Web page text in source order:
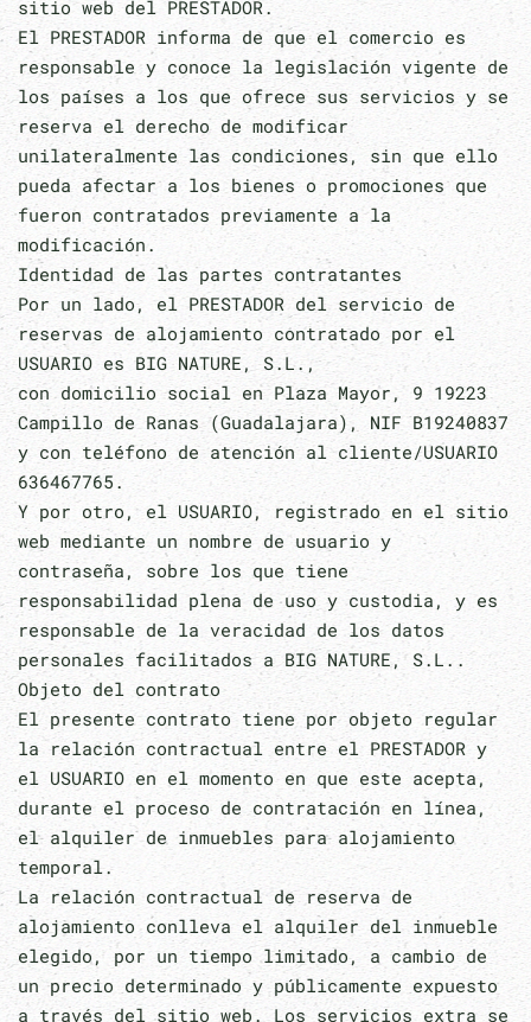
sitio web del PRESTADOR.
El PRESTADOR informa de que el comercio es
responsable y conoce la legislación vigente de
los países a los que ofrece sus servicios y se
reserva el derecho de modificar
unilateralmente las condiciones, sin que ello
pueda afectar a los bienes o promociones que
fueron contratados previamente a la
modificación.
Identidad de las partes contratantes
Por un lado, el PRESTADOR del servicio de
reservas de alojamiento contratado por el
USUARIO es BIG NATURE, S.L.,
con domicilio social en Plaza Mayor, 9 19223
Campillo de Ranas (Guadalajara), NIF B19240837
y con teléfono de atención al cliente/USUARIO
636467765.
Y por otro, el USUARIO, registrado en el sitio
web mediante un nombre de usuario y
contraseña, sobre los que tiene
responsabilidad plena de uso y custodia, y es
responsable de la veracidad de los datos
personales facilitados a BIG NATURE, S.L..
Objeto del contrato
El presente contrato tiene por objeto regular
la relación contractual entre el PRESTADOR y
el USUARIO en el momento en que este acepta,
durante el proceso de contratación en línea,
el alquiler de inmuebles para alojamiento
temporal.
La relación contractual de reserva de
alojamiento conlleva el alquiler del inmueble
elegido, por un tiempo limitado, a cambio de
un precio determinado y públicamente expuesto
a través del sitio web. Los servicios extra se